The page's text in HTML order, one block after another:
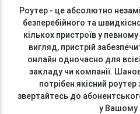
Роутер - це абсолютно
безперебійного та
кількох пристроїв у
вигляд, пристрій
онлайн одночасно для
закладу чи компанії.
потрібен якісний
звертайтесь до
у Вашому